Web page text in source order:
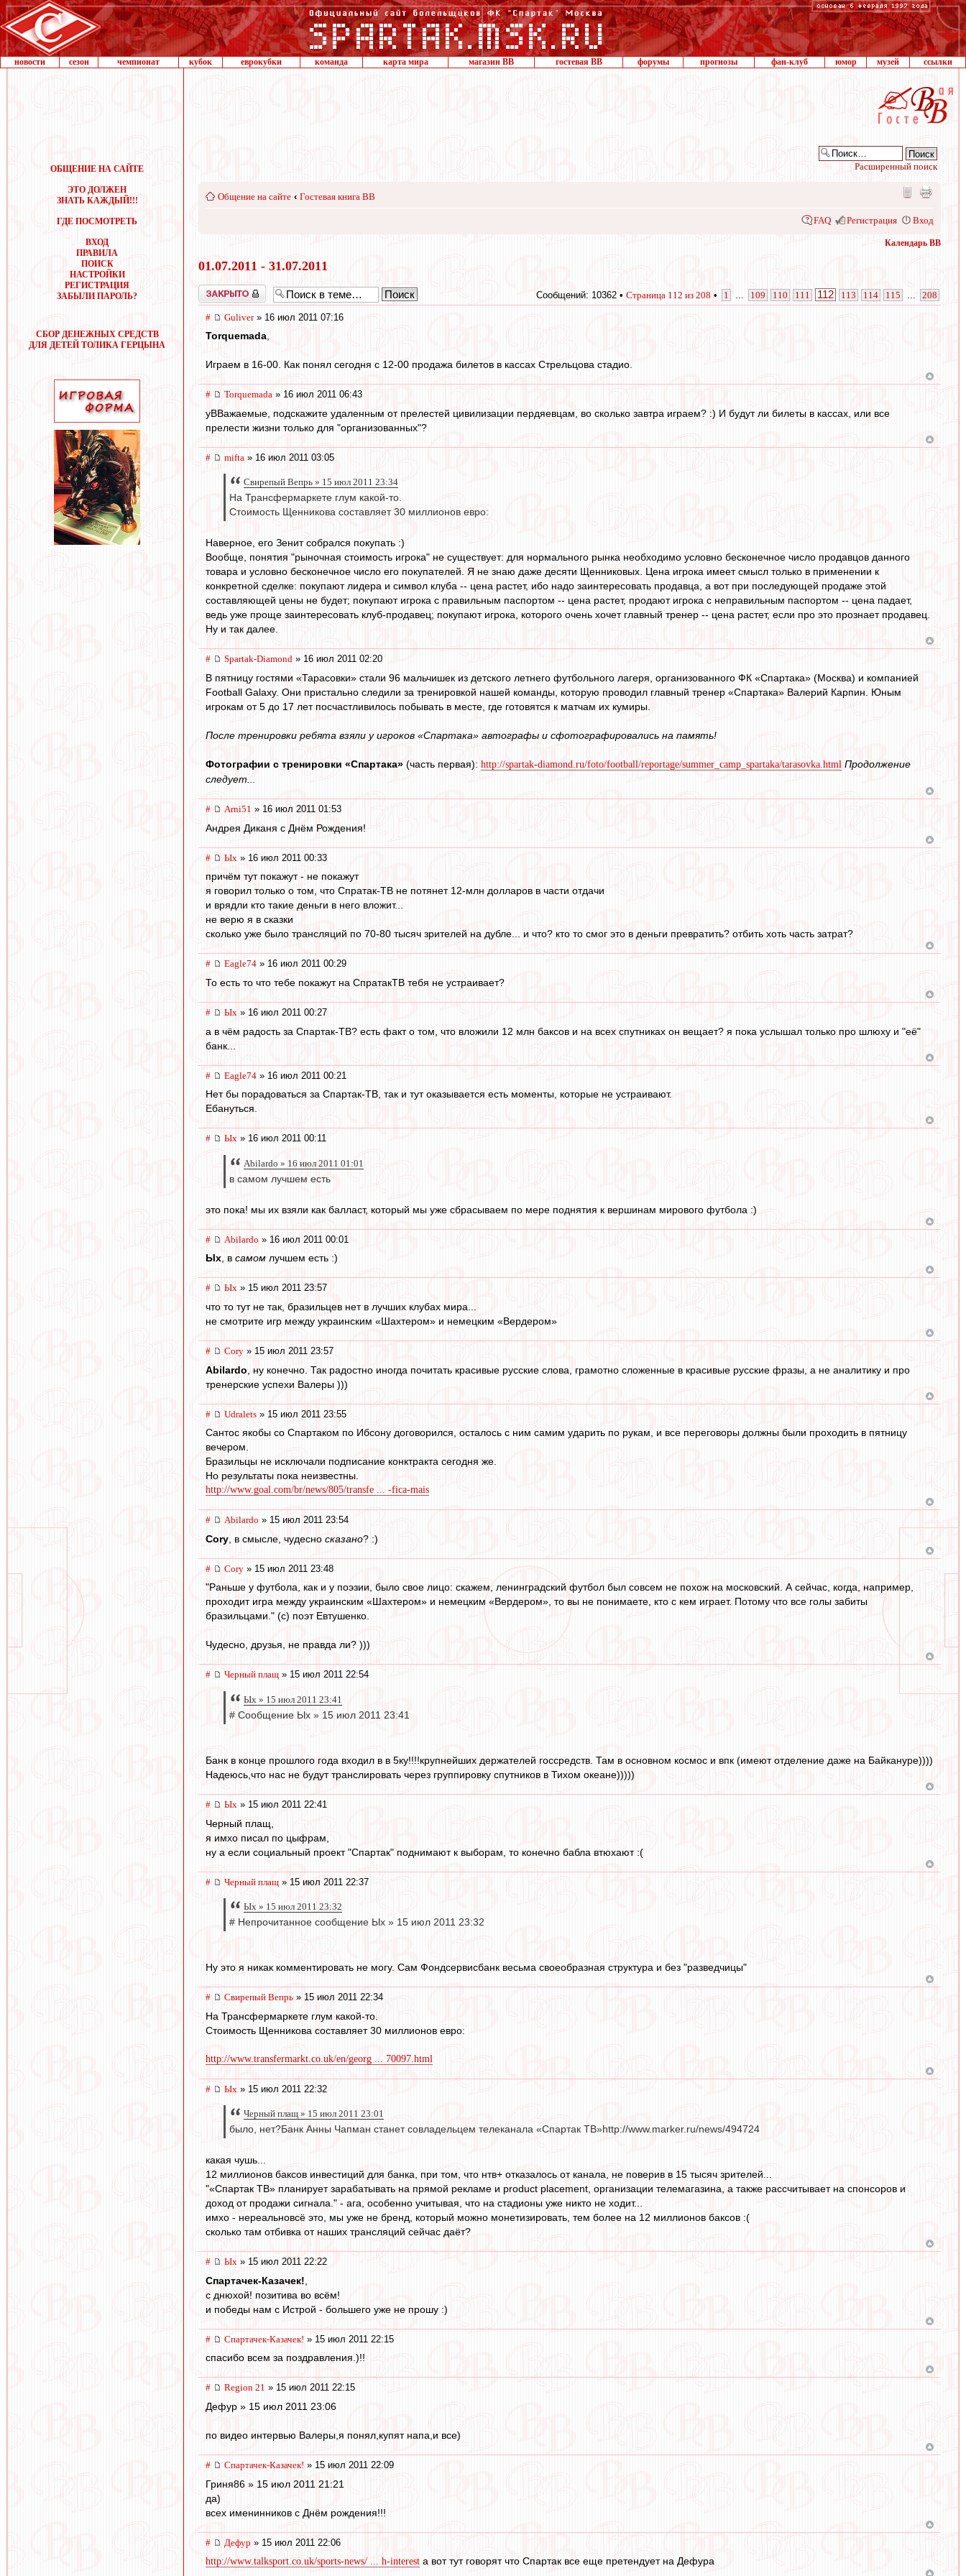
новости сезон чемпионат кубок еврокубки команда карта мира магазин ВВ гостевая ВВ форумы прогнозы фан-клуб юмор музей ссылки
ОБЩЕНИЕ НА САЙТЕ
ЭТО ДОЛЖЕН
ЗНАТЬ КАЖДЫЙ!!!
ГДЕ ПОСМОТРЕТЬ
ВХОД
ПРАВИЛА
ПОИСК
НАСТРОЙКИ
РЕГИСТРАЦИЯ
ЗАБЫЛИ ПАРОЛЬ?
СБОР ДЕНЕЖНЫХ СРЕДСТВ
ДЛЯ ДЕТЕЙ ТОЛИКА ГЕРЦЫНА
Расширенный поиск
Общение на сайте ‹ Гостевая книга ВВ
FAQ Регистрация Вход
Календарь ВВ
01.07.2011 - 31.07.2011
Закрыто Сообщений: 10362 • Страница 112 из 208 • 1 109 110 111 112 113 114 115 208
# Guliver» 16 июл 2011 07:16
Torquemada,
Играем в 16-00. Как понял сегодня с 12-00 продажа билетов в кассах Стрельцова стадио.
# Torquemada » 16 июл 2011 06:43
уВВажаемые, подскажите удаленным от прелестей цивилизации пердяевцам, во сколько завтра играем? :) И будут ли билеты в кассах, или все
прелести жизни только для "организованных"?
# mifta » 16 июл 2011 03:05
Свирепый Вепрь » 15 июл 2011 23:34
На Трансфермаркете глум какой-то.
Стоимость Щенникова составляет 30 миллионов евро:
Наверное, его Зенит собрался покупать :)
Вообще, понятия "рыночная стоимость игрока" не существует: для нормального рынка необходимо условно бесконечное число продавцов данного
товара и условно бесконечное число его покупателей. Я не знаю даже десяти Щенниковых. Цена игрока имеет смысл только в применении к
конкретной сделке: покупают лидера и символ клуба -- цена растет, ибо надо заинтересовать продавца, а вот при последующей продаже этой
составляющей цены не будет; покупают игрока с правильным паспортом -- цена растет, продают игрока с неправильным паспортом -- цена падает,
ведь уже проще заинтересовать клуб-продавец; покупают игрока, которого очень хочет главный тренер -- цена растет, если про это прознает продавец.
Ну и так далее.
# Spartak-Diamond » 16 июл 2011 02:20
В пятницу гостями «Тарасовки» стали 96 мальчишек из детского летнего футбольного лагеря, организованного ФК «Спартака» (Москва) и компанией
Football Galaxy. Они пристально следили за тренировкой нашей команды, которую проводил главный тренер «Спартака» Валерий Карпин. Юным
игрокам от 5 до 17 лет посчастливилось побывать в месте, где готовятся к матчам их кумиры.
После тренировки ребята взяли у игроков «Спартака» автографы и сфотографировались на память!
Фотографии с тренировки «Спартака» (часть первая): http://spartak-diamond.ru/foto/football/reportage/summer_camp_spartaka/tarasovka.html Продолжение
следует...
# Arni51 » 16 июл 2011 01:53
Андрея Диканя с Днём Рождения!
# Ых » 16 июл 2011 00:33
причём тут покажут - не покажут
я говорил только о том, что Спратак-ТВ не потянет 12-млн долларов в части отдачи
и врядли кто такие деньги в него вложит...
не верю я в сказки
сколько уже было трансляций по 70-80 тысяч зрителей на дубле... и что? кто то смог это в деньги превратить? отбить хоть часть затрат?
# Eagle74 » 16 июл 2011 00:29
То есть то что тебе покажут на СпратакТВ тебя не устраивает?
# Ых » 16 июл 2011 00:27
а в чём радость за Спартак-ТВ? есть факт о том, что вложили 12 млн баксов и на всех спутниках он вещает? я пока услышал только про шлюху и "её"
банк...
# Eagle74 » 16 июл 2011 00:21
Нет бы порадоваться за Спартак-ТВ, так и тут оказывается есть моменты, которые не устраивают.
Ебануться.
# Ых » 16 июл 2011 00:11
Abilardo » 16 июл 2011 01:01
в самом лучшем есть
это пока! мы их взяли как балласт, который мы уже сбрасываем по мере поднятия к вершинам мирового футбола :)
# Abilardo » 16 июл 2011 00:01
Ых, в самом лучшем есть :)
# Ых » 15 июл 2011 23:57
что то тут не так, бразильцев нет в лучших клубах мира...
не смотрите игр между украинским «Шахтером» и немецким «Вердером»
# Cory » 15 июл 2011 23:57
Abilardo , ну конечно. Так радостно иногда почитать красивые русские слова, грамотно сложенные в красивые русские фразы, а не аналитику и про
тренерские успехи Валеры )))
# Udralets » 15 июл 2011 23:55
Сантос якобы со Спартаком по Ибсону договорился, осталось с ним самим ударить по рукам, и все переговоры должны были проходить в пятницу
вечером.
Бразильцы не исключали подписание конктракта сегодня же.
Но результаты пока неизвестны.
http://www.goal.com/br/news/805/transfe ... -fica-mais
# Abilardo » 15 июл 2011 23:54
Cory , в смысле, чудесно сказано? :)
# Cory » 15 июл 2011 23:48
"Раньше у футбола, как и у поэзии, было свое лицо: скажем, ленинградский футбол был совсем не похож на московский. А сейчас, когда, например,
проходит игра между украинским «Шахтером» и немецким «Вердером», то вы не понимаете, кто с кем играет. Потому что все голы забиты
бразильцами." (с) поэт Евтушенко.
Чудесно, друзья, не правда ли? )))
# Черный плащ » 15 июл 2011 22:54
Ых » 15 июл 2011 23:41
# Сообщение Ых » 15 июл 2011 23:41
Банк в конце прошлого года входил в в 5ку!!!!крупнейших держателей госсредств. Там в основном космос и впк (имеют отделение даже на Байкануре))))
Надеюсь,что нас не будут транслировать через группировку спутников в Тихом океане)))))
# Ых » 15 июл 2011 22:41
Черный плащ,
я имхо писал по цыфрам,
ну а если социальный проект "Спартак" поднимают к выборам, то конечно бабла втюхают :(
# Черный плащ » 15 июл 2011 22:37
Ых » 15 июл 2011 23:32
# Непрочитанное сообщение Ых » 15 июл 2011 23:32
Ну это я никак комментировать не могу. Сам Фондсервисбанк весьма своеобразная структура и без "разведчицы"
# Свирепый Вепрь » 15 июл 2011 22:34
На Трансфермаркете глум какой-то.
Стоимость Щенникова составляет 30 миллионов евро:
http://www.transfermarkt.co.uk/en/georg ... 70097.html
# Ых » 15 июл 2011 22:32
Черный плащ » 15 июл 2011 23:01
было, нет?Банк Анны Чапман станет совладельцем телеканала «Спартак ТВ»http://www.marker.ru/news/494724
какая чушь...
12 миллионов баксов инвестиций для банка, при том, что нтв+ отказалось от канала, не поверив в 15 тысяч зрителей...
"«Спартак ТВ» планирует зарабатывать на прямой рекламе и product placement, организации телемагазина, а также рассчитывает на спонсоров и
доход от продажи сигнала." - ага, особенно учитывая, что на стадионы уже никто не ходит...
имхо - нереальновсё это, мы уже не бренд, который можно монетизировать, тем более на 12 миллионов баксов :(
сколько там отбивка от наших трансляций сейчас даёт?
# Ых » 15 июл 2011 22:22
Спартачек-Казачек!
с днюхой! позитива во всём!
и победы нам с Истрой - большего уже не прошу :)
# Спартачек-Казачек! » 15 июл 2011 22:15
спасибо всем за поздравления.)!!
# Region 21 » 15 июл 2011 22:15
Дефур » 15 июл 2011 23:06
по видео интервью Валеры,я понял,купят напа,и все)
# Спартачек-Казачек! » 15 июл 2011 22:09
Гриня86 » 15 июл 2011 21:21
да)
всех именинников с Днём рождения!!!
# Дефур » 15 июл 2011 22:06
http://www.talksport.co.uk/sports-news/ ... h-interest а вот тут говорят что Спартак все еще претендует на Дефура